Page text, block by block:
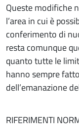
Queste modifiche
l’area in cui è
conferimento di
resta comunque
quanto tutte le
hanno sempre
dell’emanazione
RIFERIMENTI